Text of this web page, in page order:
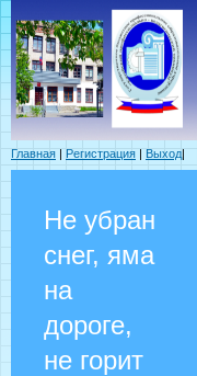
Главная | Регистрация | Выход|
Не убран
снег, яма
на
дороге,
не горит